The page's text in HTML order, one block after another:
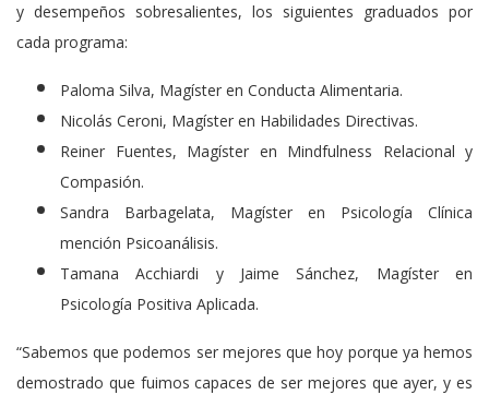
y desempeños sobresalientes, los siguientes graduados por
cada programa:
Paloma Silva, Magíster en Conducta Alimentaria.
Nicolás Ceroni, Magíster en Habilidades Directivas.
Reiner Fuentes, Magíster en Mindfulness Relacional y
Compasión.
Sandra Barbagelata, Magíster en Psicología Clínica
mención Psicoanálisis.
Tamana Acchiardi y Jaime Sánchez, Magíster en
Psicología Positiva Aplicada.
“Sabemos que podemos ser mejores que hoy porque ya hemos
demostrado que fuimos capaces de ser mejores que ayer, y es